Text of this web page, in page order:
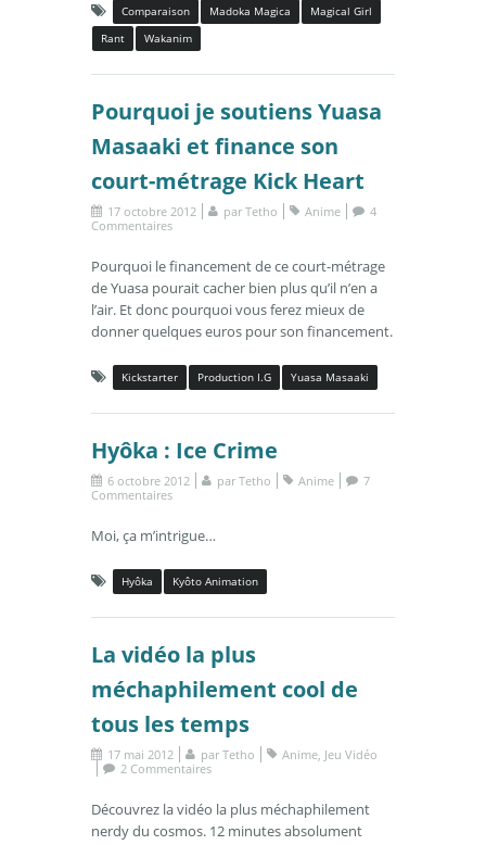
Comparaison Madoka Magica
Magical Girl
Rant
Wakanim
Pourquoi je soutiens Yuasa
Masaaki et finance son
court-métrage Kick Heart
17 octobre 2012 par Tetho Anime
4
Commentaires
Pourquoi le financement de ce court-métrage
de Yuasa pourait cacher bien plus qu’il n’en a
l’air. Et donc pourquoi vous ferez mieux de
donner quelques euros pour son financement.
Kickstarter Production I.G Yuasa Masaaki
Hyôka : Ice Crime
6 octobre 2012 par Tetho Anime
7
Commentaires
Moi, ça m’intrigue…
Hyôka Kyôto Animation
La vidéo la plus
méchaphilement cool de
tous les temps
17 mai 2012 par Tetho Anime, Jeu Vidéo
2 Commentaires
Découvrez la vidéo la plus méchaphilement
nerdy du cosmos. 12 minutes absolument